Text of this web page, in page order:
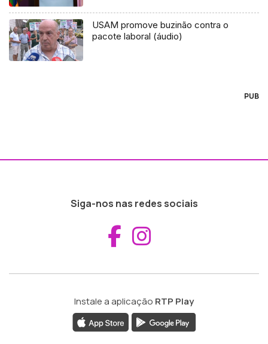
USAM promove buzinão contra o
pacote laboral (áudio)
PUB
Siga-nos nas redes sociais
Aceder ao
Instale a aplicação RTP Play